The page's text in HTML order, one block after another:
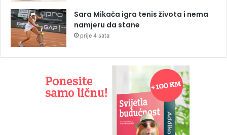
Sara Mikača igra tenis života i nema
namjeru da stane
prije 4 sata